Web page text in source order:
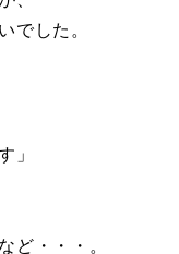
でした。
」
ど・・・。